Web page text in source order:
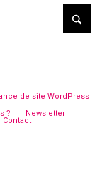
de site WordPress
? Newsletter
Contact